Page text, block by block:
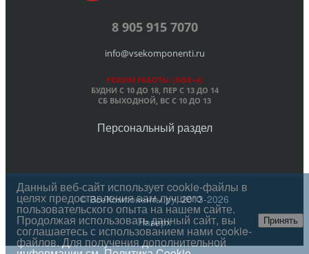
8 905 915 7070
info@vsekomponenti.ru
РЕЖИМ РАБОТЫ: (MSK+4)
БУДНИ С 10 ДО 18, ПЕРС 13 ДО 14
СБ ВЫХОДНОЙ, ВС С 10 ДО 13
Персональный раздел
© ВсеКомпоненты.ру, 2013-2026
Наверх
Данный веб-сайт использует cookie-файлы в
целях предоставления вам лучшего
пользовательского опыта на нашем сайте.
Продолжая использовать данный сайт, вы
соглашаетесь с использованием нами cookie-
файлов. Для получения дополнительной
Принять